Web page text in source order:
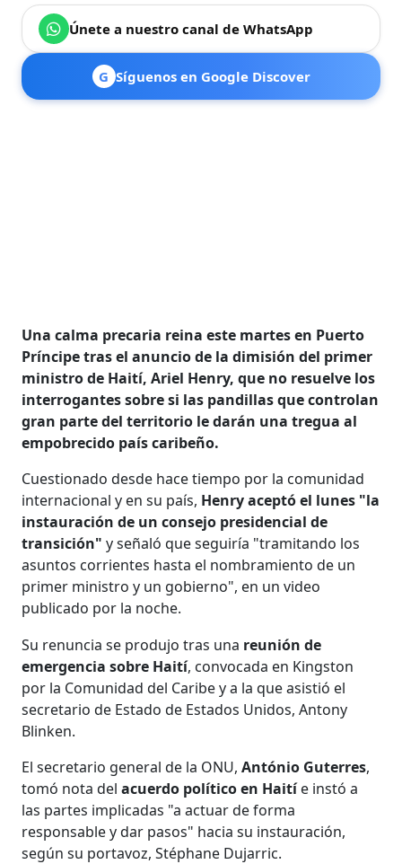
Únete a nuestro canal de WhatsApp
G Síguenos en Google Discover
Una calma precaria reina este martes en Puerto
Príncipe tras el anuncio de la dimisión del primer
ministro de Haití, Ariel Henry, que no resuelve los
interrogantes sobre si las pandillas que controlan
gran parte del territorio le darán una tregua al
empobrecido país caribeño.
Cuestionado desde hace tiempo por la comunidad
internacional y en su país, Henry aceptó el lunes "la
instauración de un consejo presidencial de
transición" y señaló que seguiría "tramitando los
asuntos corrientes hasta el nombramiento de un
primer ministro y un gobierno", en un video
publicado por la noche.
Su renuncia se produjo tras una reunión de
emergencia sobre Haití, convocada en Kingston
por la Comunidad del Caribe y a la que asistió el
secretario de Estado de Estados Unidos, Antony
Blinken.
El secretario general de la ONU,António Guterres,
tomó nota delacuerdo político en Haitíe instó a
las partes implicadas "a actuar de forma
responsable y dar pasos" hacia su instauración,
según su portavoz, Stéphane Dujarric.